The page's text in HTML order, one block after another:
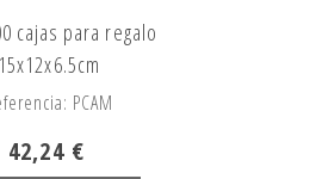
cajas para regalo
15x12x6.5cm
PCAM
42,24 €